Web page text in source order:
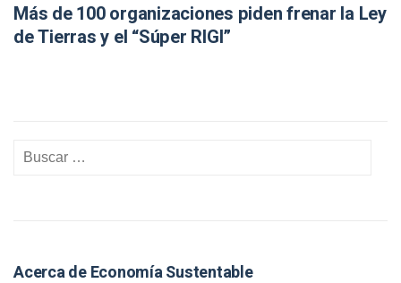
Más de 100 organizaciones piden frenar la Ley
de Tierras y el “Súper RIGI”
Acerca de Economía Sustentable